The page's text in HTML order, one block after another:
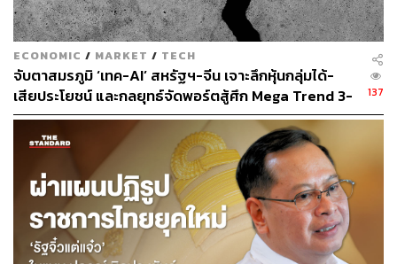
171
ABOUT THE AUTHOR
จิรันธนิน กมลเลิศ
Content Creator ประจำ THE STANDARD
WEALTH
ECONOMIC / MARKET / TECH
จับตาสมรภูมิ ‘เทค-AI’ สหรัฐฯ-จีน เจาะลึกหุ้นกลุ่มได้-
เสียประโยชน์ และกลยุทธ์จัดพอร์ตสู้ศึก Mega Trend 3-
5 ปีข้างหน้า
137